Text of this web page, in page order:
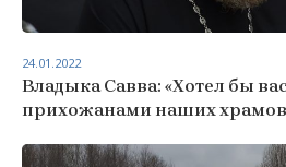
Владыка Савва: «Хотел бы
прихожанами наших
24.01.2022